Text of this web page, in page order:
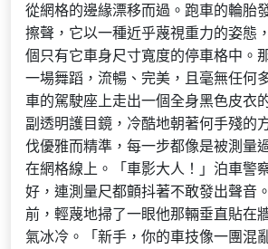
從網格的邊緣漂移而過。跑車的輪胎
擦聲，它以一種近乎蔑視重力的姿態
個只有它車身尺寸寬度的停車格中。
一場舞蹈，流暢、完美，且毫無任何
車的駕駛座上走出一個全身黑色皮衣
副透明護目鏡，冷酷地朝著何手殘的
伐優雅而精準，每一步都像是被測量
在網格線上。「車影大人！」泊車警
好，連測量尺都顫抖著不敢發出聲音
前，輕蔑地掃了一眼他那輛垂直貼在
氣冰冷。「新手，你的車技像一團混